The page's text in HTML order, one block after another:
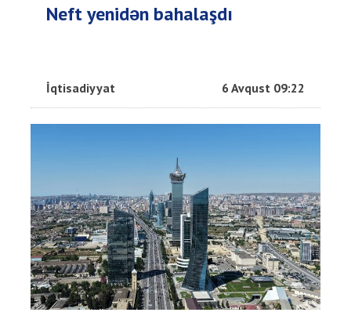
Neft yenidən bahalaşdı
İqtisadiyyat 6 Avqust 09:22